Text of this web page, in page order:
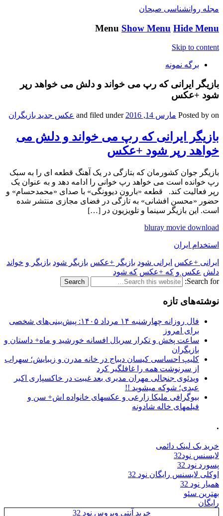
مجله روانشناسی صبحان
Menu Show Menu Hide Menu
Skip to content
برگه نمونه
بازیگر ایرانی که رپ می خواند و دلش می خواهد رپر
شود +عکس
Posted by on مارس 14, 2016 and filed under عکس جدید بازیگران
بازیگر ایرانی که رپ می خواند و دلش می
خواهد رپر شود +عکس
بازیگر جوان کشورمان که بتازگی در یک آهنگ قطعه ای را به سبک
رپ خوانده است می خواهد رپ خوانی را ادامه دهد و به عنوان یک
رپر فعالیت کند. قطعه «بارون دیوونگی» با صدای «محمدحسام» و
حضور «محسن افشانی» به تازگی در فضای مجازی منتشر شده
است. این بازیگر سینما و تلویزیون در […]
bluray movie download
استخدام ایران
ایرانی +عکس ایرانی شود بازیگر +عکس بازیگر شود بازیگر و خواند
دلش عکس و که +عکس که شود
Search for:
نوشته‌های تازه
فال روزانه چهارشنبه ۱۴ مرداد ۱۴۰۵: پیش‌بینی‌های شخصی
برای امروز
ساعت پخش و تکرار سریال افسانه خورشید و ماه+ داستان و
بازیگران
کلیپ احساسی کیسان دیباج در خانه مدرن و زیبایش؛ سهراب
از سرنوشت همه را غافلگیر کرد
ویدئوی جنجالی مهران مدیری بعد غیبت در خاکسپاری اکبر
عبدی؛ شوکه میشوید !!
بیوگرافی ملیکا زارعی و عکسهای خانواده اش+ سن و
فیلمهای خاله شادونه
.
خرید بک لینک دائمی
لایسنس نود32
پسورد نود 32
اوکلی لایسنس رایگان نود 32
همیار نود 32
بهترین سئو
رایگان
خرید آنتی ویروس نود 32